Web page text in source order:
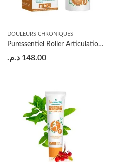
DOULEURS CHRONIQUES
Puressentiel Roller Articulations – 75ml
148.00 د.م.